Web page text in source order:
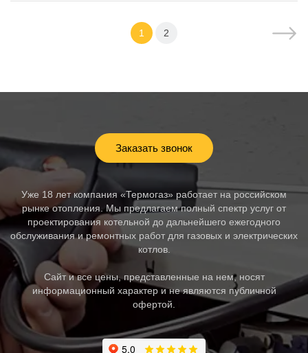
1 2
Заказать звонок
Уже 18 лет компания «Термогаз» работает на российском
рынке отопления. Мы предлагаем полный спектр услуг от
проектирования котельной до дальнейшего ежегодного
обслуживания и ремонтных работ для газовых и электрических
котлов.
Сайт и все цены, представленные на нем, носят
информационный характер и не являются публичной
офертой.